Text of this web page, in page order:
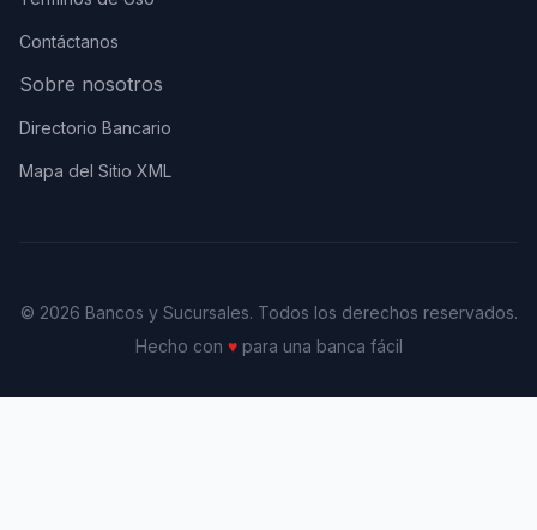
Contáctanos
Sobre nosotros
Directorio Bancario
Mapa del Sitio XML
© 2026 Bancos y Sucursales. Todos los derechos reservados.
Hecho con ♥para una banca fácil